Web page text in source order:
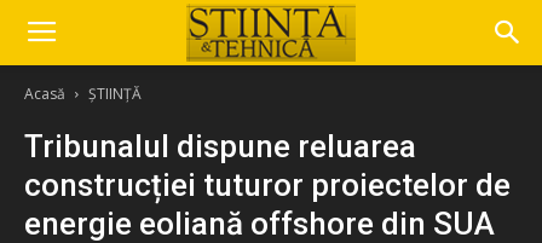
Acasă ȘTIINȚĂ
Tribunalul dispune reluarea
construcției tuturor proiectelor de
energie eoliană offshore din SUA